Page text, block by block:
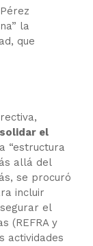
la
que
el
“estructura
allá del
se procuró
incluir
el
(REFRA y
actividades